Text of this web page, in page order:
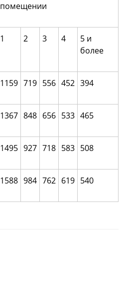
помещении
1 2 3 4
5 и
более
1159 719 556 452 394
1367 848 656 533 465
1495 927 718 583 508
1588 984 762 619 540